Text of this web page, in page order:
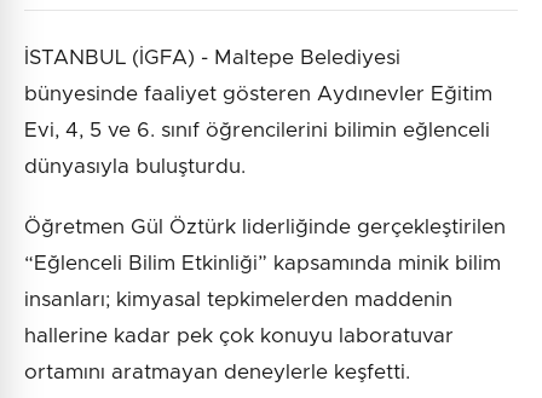
İSTANBUL (İGFA) - Maltepe Belediyesi
bünyesinde faaliyet gösteren Aydınevler Eğitim
Evi, 4, 5 ve 6. sınıf öğrencilerini bilimin eğlenceli
dünyasıyla buluşturdu.
Öğretmen Gül Öztürk liderliğinde gerçekleştirilen
“Eğlenceli Bilim Etkinliği” kapsamında minik bilim
insanları; kimyasal tepkimelerden maddenin
hallerine kadar pek çok konuyu laboratuvar
ortamını aratmayan deneylerle keşfetti.